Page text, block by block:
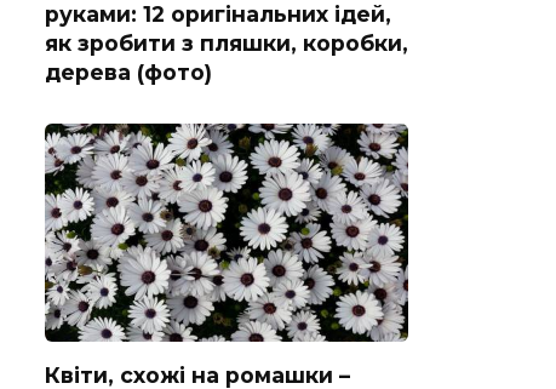
руками: 12 оригінальних ідей,
як зробити з пляшки, коробки,
дерева (фото)
Квіти, схожі на ромашки –